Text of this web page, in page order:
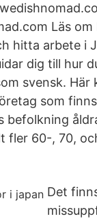
Läs
hitta arbete i
dig till hur
svensk. Här
som
befolkning
fler 60-, 70,
Det